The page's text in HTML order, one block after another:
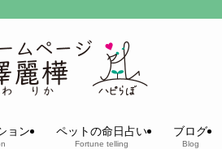
ョン ペットの命日占い
Fortune telling
ブログ
Blog